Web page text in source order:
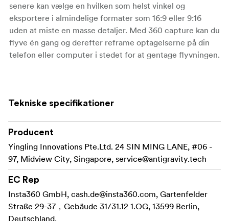
senere kan vælge en hvilken som helst vinkel og
eksportere i almindelige formater som 16:9 eller 9:16
uden at miste en masse detaljer. Med 360 capture kan du
flyve én gang og derefter reframe optagelserne på din
telefon eller computer i stedet for at gentage flyvningen.
design, som gør den nem at bære og hjælper den med at
regioner. Du flyver den med Grip-
bevægelsescontrolleren: Peg derhen, hvor du vil, og
dronen følger efter, eller skift til klassisk FPV-bevægelse,
hvis du foretrækker det. Vision-brillerne giver et 360-
graders livebillede, så du kan se dig omkring bare ved at
bevæge hovedet. A1 har forhindringsregistrering,
navigationshjælp, automatisk tilbagevenden til
udgangspunktet og automatisk landingsstel for at
Tekniske specifikationer
Producent
Yingling Innovations Pte.Ltd. 24 SIN MING LANE, #06 -
97, Midview City, Singapore, service@antigravity.tech
EC Rep
Insta360 GmbH, cash.de@insta360.com, Gartenfelder
Straße 29-37，Gebäude 31/31.12 1.OG, 13599 Berlin,
Deutschland.